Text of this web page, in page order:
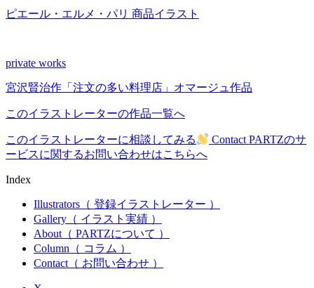
ピエール・エルメ・パリ 商品イラスト
private works
宮沢賢治作「注文の多い料理店」オマージュ作品
このイラストレーターの作品一覧へ
このイラストレーターに相談してみる Contact PARTZのサ
ービスに関するお問い合わせはこちらへ
Index
Illustrators （ 登録イラストレーター ）
Gallery （ イラスト実績 ）
About （ PARTZについて ）
Column （ コラム ）
Contact （ お問い合わせ ）